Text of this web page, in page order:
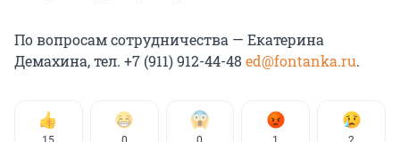
По вопросам сотрудничества — Екатерина
Демахина, тел. +7 (911) 912-44-48 ed@fontanka.ru.